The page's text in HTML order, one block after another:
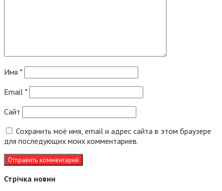
Имя *
Email *
Сайт
Сохранить моё имя, email и адрес сайта в этом браузере
для последующих моих комментариев.
Стрічка новин